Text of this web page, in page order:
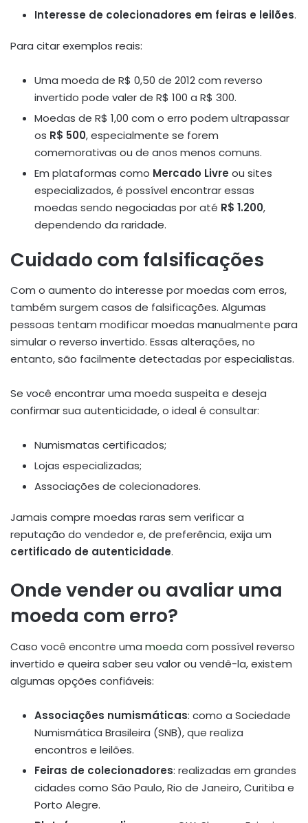
Interesse de colecionadores em feiras e leilões.
Para citar exemplos reais:
Uma moeda de R$ 0,50 de 2012 com reverso
invertido pode valer de R$ 100 a R$ 300.
Moedas de R$ 1,00 com o erro podem ultrapassar
os R$ 500, especialmente se forem
comemorativas ou de anos menos comuns.
Em plataformas como Mercado Livre ou sites
especializados, é possível encontrar essas
moedas sendo negociadas por até R$ 1.200,
dependendo da raridade.
Cuidado com falsificações
Com o aumento do interesse por moedas com erros,
também surgem casos de falsificações. Algumas
pessoas tentam modificar moedas manualmente para
simular o reverso invertido. Essas alterações, no
entanto, são facilmente detectadas por especialistas.
Se você encontrar uma moeda suspeita e deseja
confirmar sua autenticidade, o ideal é consultar:
Numismatas certificados;
Lojas especializadas;
Associações de colecionadores.
Jamais compre moedas raras sem verificar a
reputação do vendedor e, de preferência, exija um
certificado de autenticidade.
Onde vender ou avaliar uma
moeda com erro?
Caso você encontre uma moeda com possível reverso
invertido e queira saber seu valor ou vendê-la, existem
algumas opções confiáveis:
Associações numismáticas: como a Sociedade
Numismática Brasileira (SNB), que realiza
encontros e leilões.
Feiras de colecionadores: realizadas em grandes
cidades como São Paulo, Rio de Janeiro, Curitiba e
Porto Alegre.